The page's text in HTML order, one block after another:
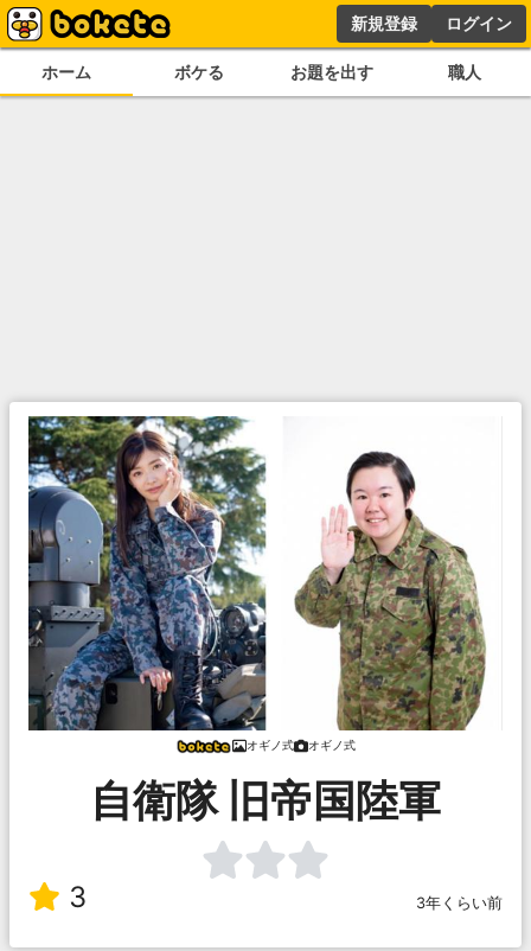
新規登録 ログイン
ホーム ボケる お題を出す 職人
オギノ式 オギノ式
自衛隊 旧帝国陸軍
3 3年くらい前